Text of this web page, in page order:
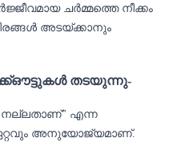
ചർമ്മത്തെ നീക്കം
അടയ്ക്കാനും
തടയുന്നു-
നല്ലതാണ്" എന്ന
ഏറ്റവും അനുയോജ്യമാണ്.